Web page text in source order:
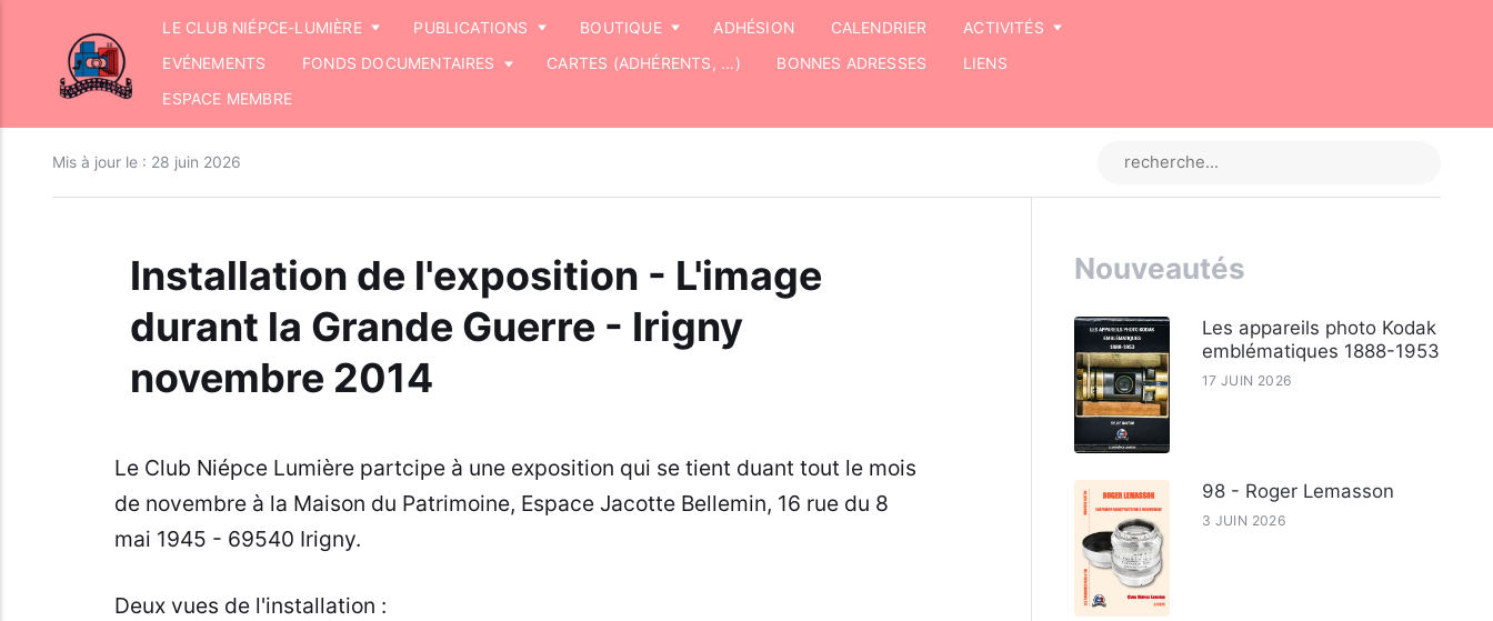
LE CLUB NIÉPCE-LUMIÈRE PUBLICATIONS BOUTIQUE ADHÉSION CALENDRIER ACTIVITÉS
EVÉNEMENTS FONDS DOCUMENTAIRES CARTES (ADHÉRENTS, ...) BONNES ADRESSES LIENS
ESPACE MEMBRE
Mis à jour le : 28 juin 2026
Installation de l'exposition - L'image
durant la Grande Guerre - Irigny
novembre 2014
Le Club Niépce Lumière partcipe à une exposition qui se tient duant tout le mois
de novembre à la Maison du Patrimoine, Espace Jacotte Bellemin, 16 rue du 8
mai 1945 - 69540 Irigny.
Deux vues de l'installation :
Nouveautés
Les appareils photo Kodak
emblématiques 1888-1953
17 JUIN 2026
98 - Roger Lemasson
3 JUIN 2026